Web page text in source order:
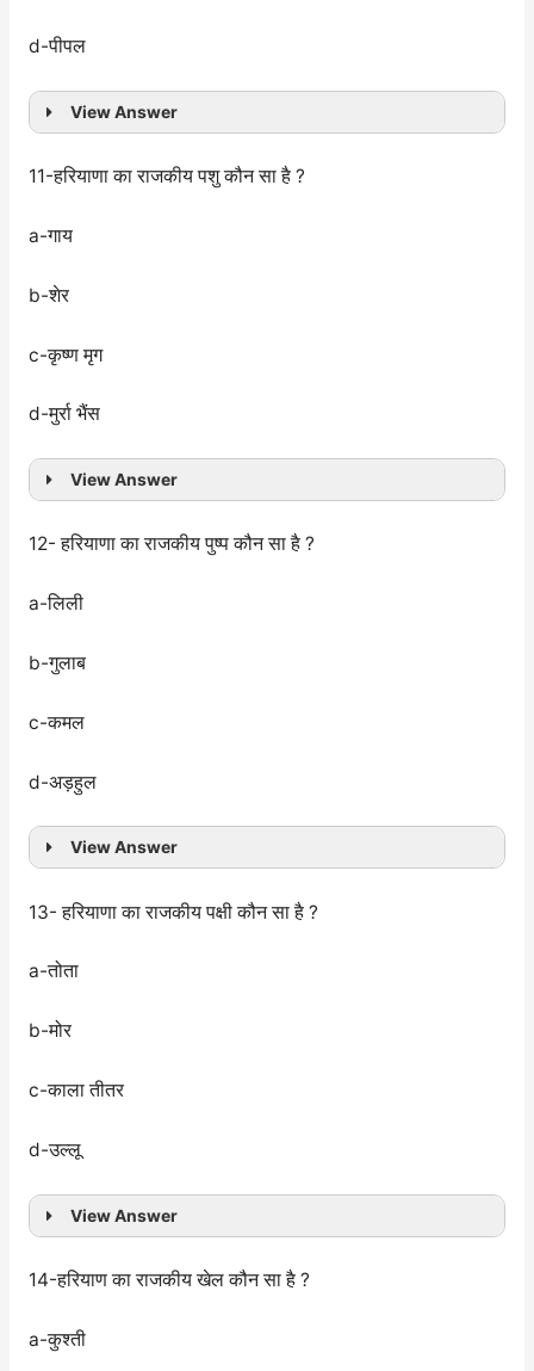
d-पीपल
View Answer
11-हरियाणा का राजकीय पशु कौन सा है ?
a-गाय
b-शेर
c-कृष्ण मृग
d-मुर्रा भैंस
View Answer
12- हरियाणा का राजकीय पुष्प कौन सा है ?
a-लिली
b-गुलाब
c-कमल
d-अड़हुल
View Answer
13- हरियाणा का राजकीय पक्षी कौन सा है ?
a-तोता
b-मोर
c-काला तीतर
d-उल्लू
View Answer
14-हरियाण का राजकीय खेल कौन सा है ?
a-कुश्ती